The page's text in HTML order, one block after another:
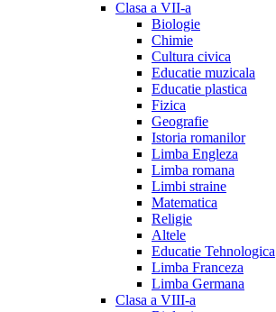
Clasa a VII-a
Biologie
Chimie
Cultura civica
Educatie muzicala
Educatie plastica
Fizica
Geografie
Istoria romanilor
Limba Engleza
Limba romana
Limbi straine
Matematica
Religie
Altele
Educatie Tehnologica
Limba Franceza
Limba Germana
Clasa a VIII-a